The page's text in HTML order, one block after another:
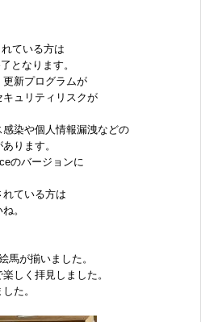
ている方は
となります。
更新プログラムが
ュリティリスクが
染や個人情報漏洩などの
ります。
のバージョンに
ている方は
。
馬が揃いました。
しく拝見しました。
た。